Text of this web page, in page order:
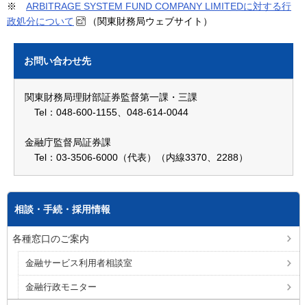
※ ARBITRAGE SYSTEM FUND COMPANY LIMITEDに対する行
政処分について
（関東財務局ウェブサイト）
お問い合わせ先
関東財務局理財部証券監督第一課・三課
Tel：048-600-1155、048-614-0044
金融庁監督局証券課
Tel：03-3506-6000（代表）（内線3370、2288）
相談・手続・採用情報
各種窓口のご案内
金融サービス利用者相談室
金融行政モニター